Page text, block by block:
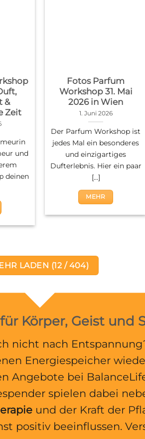
&
Zeit
und
deinen
Fotos Parfum
Workshop 31. Mai
2026 in Wien
1. Juni 2026
Der Parfum Workshop ist
jedes Mal ein besonderes
und einzigartiges
Dufterlebnis. Hier ein paar
[...]
MEHR
LADEN (12 / 404)
Körper, Geist und
nicht nach
Energiespeicher
Angebote bei
spielen dabei
und der Kraft der
positiv beeinflussen.